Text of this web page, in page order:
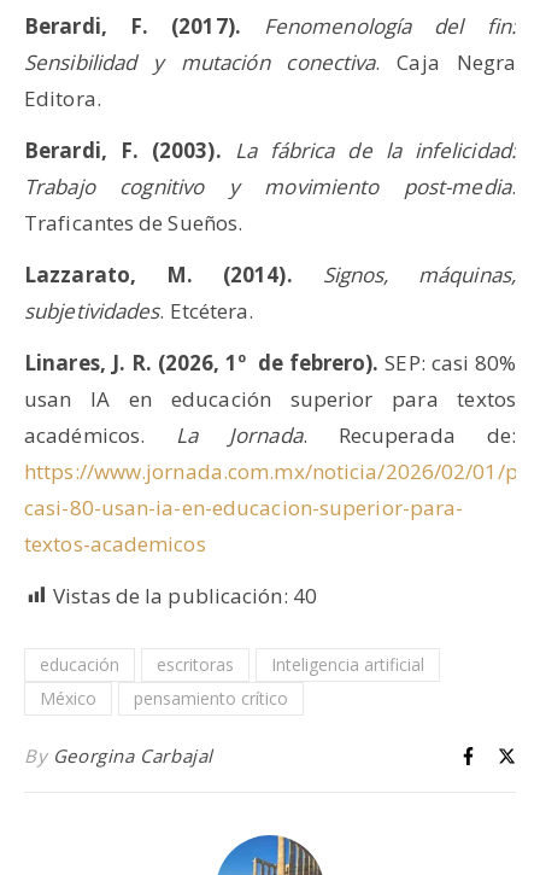
Berardi, F. (2017).
Fenomenología del fin:
Sensibilidad y mutación conectiva. Caja Negra
Editora.
Berardi, F. (2003). La fábrica de la infelicidad:
Trabajo cognitivo y movimiento post-media.
Traficantes de Sueños.
Lazzarato, M. (2014).
Signos, máquinas,
subjetividades. Etcétera.
Linares, J. R. (2026, 1º de febrero).SEP: casi 80%
usan IA en educación superior para textos
académicos. La Jornada. Recuperada de:
https://www.jornada.com.mx/noticia/2026/02/01/
casi-80-usan-ia-en-educacion-superior-para-
textos-academicos
Vistas de la publicación: 40
educación escritoras
Inteligencia artificial
México
pensamiento crítico
By Georgina Carbajal